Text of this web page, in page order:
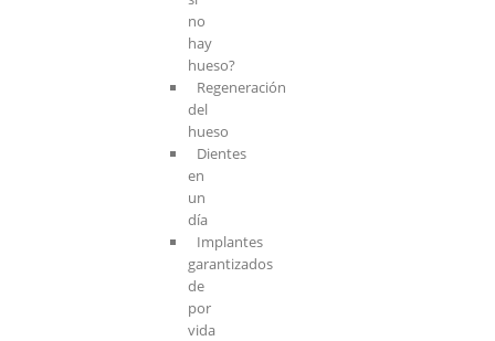
no
hay
hueso?
Regeneración
del
hueso
Dientes
en
un
día
Implantes
garantizados
de
por
vida